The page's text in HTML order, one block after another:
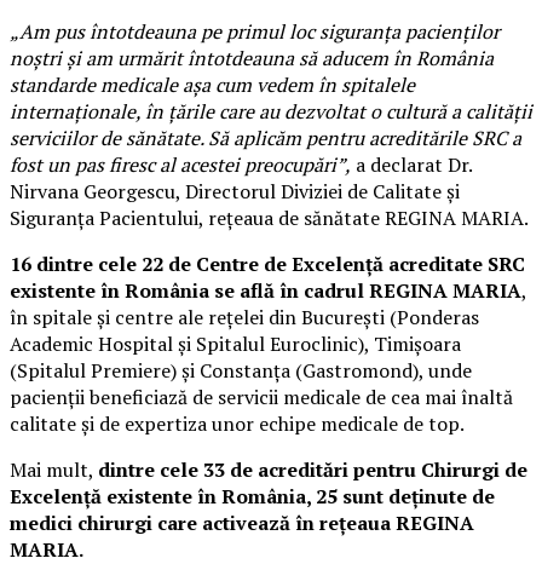
„Am pus întotdeauna pe primul loc siguranța pacienților
noștri și am urmărit întotdeauna să aducem în România
standarde medicale așa cum vedem în spitalele
internaționale, în țările care au dezvoltat o cultură a calității
serviciilor de sănătate. Să aplicăm pentru acreditările SRC a
fost un pas firesc al acestei preocupări”, a declarat Dr.
Nirvana Georgescu, Directorul Diviziei de Calitate și
Siguranța Pacientului, rețeaua de sănătate REGINA MARIA.
16 dintre cele 22 de Centre de Excelență acreditate SRC
existente în România se află în cadrul REGINA MARIA,
în spitale și centre ale rețelei din București (Ponderas
Academic Hospital și Spitalul Euroclinic), Timișoara
(Spitalul Premiere) și Constanța (Gastromond), unde
pacienții beneficiază de servicii medicale de cea mai înaltă
calitate și de expertiza unor echipe medicale de top.
Mai mult, dintre cele 33 de acredităripentru Chirurgi de
Excelență existente în România, 25 sunt deținute de
medici chirurgi care activează în rețeaua REGINA
MARIA.